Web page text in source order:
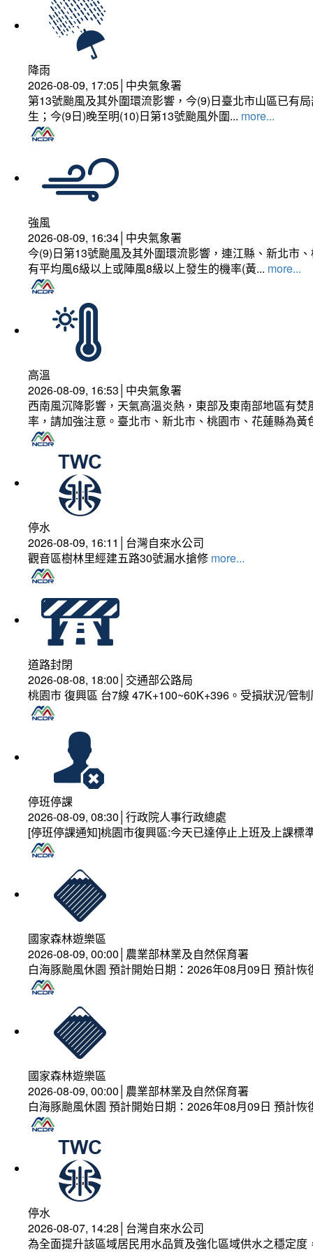
降雨
2026-08-09, 17:05│中央氣象署
第13號颱風及其外圍環流影響，今(9)日臺北市山區已有
生；今(9日)晚至明(10)日第13號颱風外圍... more...
強風
2026-08-09, 16:34│中央氣象署
今(9)日第13號颱風及其外圍環流影響，連江縣、新北市
有平均風6級以上或陣風8級以上發生的機率(黃... more...
高溫
2026-08-09, 16:53│中央氣象署
西南風沉降影響，天氣高溫炎熱，東部及東南部地區有
率，請加強注意。臺北市、新北市、桃園市、花蓮縣為
停水
2026-08-09, 16:11│台灣自來水公司
觀音區樹林里經建五路30號漏水搶修 more...
道路封閉
2026-08-08, 18:00│交通部公路局
桃園市 復興區 台7線 47K+100~60K+396。受損狀況/管
停班停課
2026-08-09, 08:30│行政院人事行政總處
[停班停課通知]桃園市復興區:今天已達停止上班及上課
國家森林遊樂區
2026-08-09, 00:00│農業部林業及自然保育署
白海豚颱風休園 預計開始日期：2026年08月09日 預計
國家森林遊樂區
2026-08-09, 00:00│農業部林業及自然保育署
白海豚颱風休園 預計開始日期：2026年08月09日 預計
停水
2026-08-07, 14:28│台灣自來水公司
為全面提升該區域居民用水品質及強化區域供水之穩定